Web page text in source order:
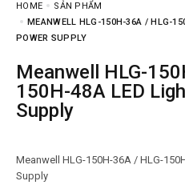
HOME
SẢN PHẨM
MEANWELL HLG-150H-36A / HLG-
POWER SUPPLY
Meanwell HLG-150H-36A / HLG-
150H-48A LED
Supply
Meanwell HLG-150H-36A / HLG-
Supply